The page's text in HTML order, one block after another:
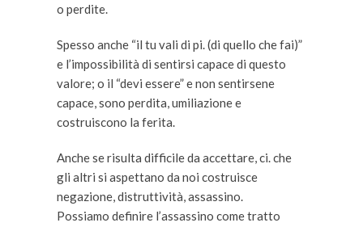
o perdite.
Spesso anche “il tu vali di pi. (di quello che fai)”
e l’impossibilità di sentirsi capace di questo
valore; o il “devi essere” e non sentirsene
capace, sono perdita, umiliazione e
costruiscono la ferita.
Anche se risulta difficile da accettare, ci. che
gli altri si aspettano da noi costruisce
negazione, distruttività, assassino.
Possiamo definire l’assassino come tratto